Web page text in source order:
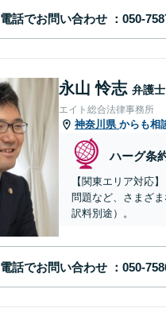
電話でお問い合わせ
永山 怜志 弁護士
エイト総合法律事務所
神奈川県 からも相
ハーグ条
【関東エリア対応
問題など、さまざ
訳料別途）。
電話でお問い合わせ